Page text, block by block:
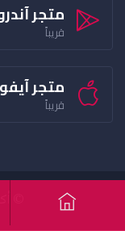
متجر
قريباً
متجر
قريباً
©